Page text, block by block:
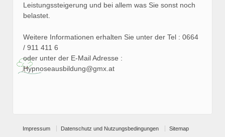
Leistungssteigerung und bei allem was Sie sonst noch
belastet.
Weitere Informationen erhalten Sie unter der Tel : 0664
/ 911 411 6
oder unter der E-Mail Adresse :
Hypnoseausbildung@gmx.at
Impressum Datenschutz und Nutzungsbedingungen Sitemap